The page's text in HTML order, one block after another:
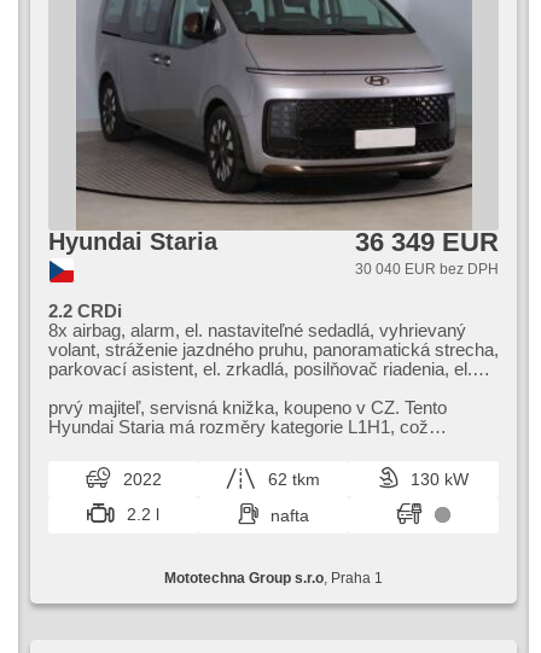
Hyundai Staria 36 349 EUR
30 040 EUR bez DPH
2.2 CRDi
8x airbag, alarm, el. nastaviteľné sedadlá, vyhrievaný
volant, stráženie jazdného pruhu, panoramatická strecha,
parkovací asistent, el. zrkadlá, posilňovač riadenia, el.
protiprešmykový systém kolies (ASR), centrálne
zamykanie, palubný počítač, el. sklopné zrkadlá,
koža, senzor stieračov, štartovanie tlačítkom, senzor
tlaku v pneumatikách, USB, aut. prevodovka, pohon 4 x
prvý majiteľ,​ servisná knižka,​ koupeno v CZ. Tento
Hyundai Staria má rozměry kategorie L1H1,​ což
2022 62 tkm
130 kW
2.2 l
nafta
Mototechna Group s.r.o , Praha 1